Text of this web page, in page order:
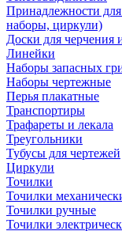
Принадлежности
наборы, циркули)
Доски для
Линейки
Наборы запасных
Наборы чертежные
Перья плакатные
Транспортиры
Трафареты и лекала
Треугольники
Тубусы для чертежей
Циркули
Точилки
Точилки
Точилки ручные
Точилки